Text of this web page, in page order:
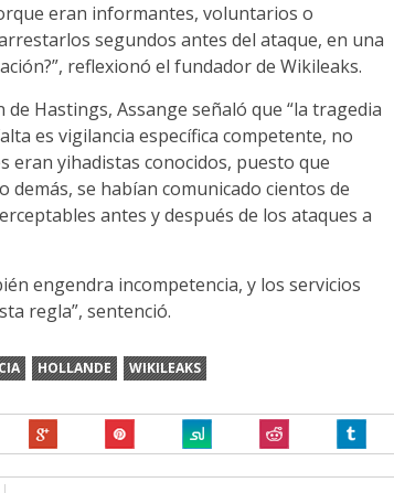
eran informantes, voluntarios o
segundos antes del ataque, en una
reflexionó el fundador de Wikileaks.
Hastings, Assange señaló que “la tragedia
es vigilancia específica competente, no
eran yihadistas conocidos, puesto que
se habían comunicado cientos de
antes y después de los ataques a
engendra incompetencia, y los servicios
regla”, sentenció.
HOLLANDE WIKILEAKS